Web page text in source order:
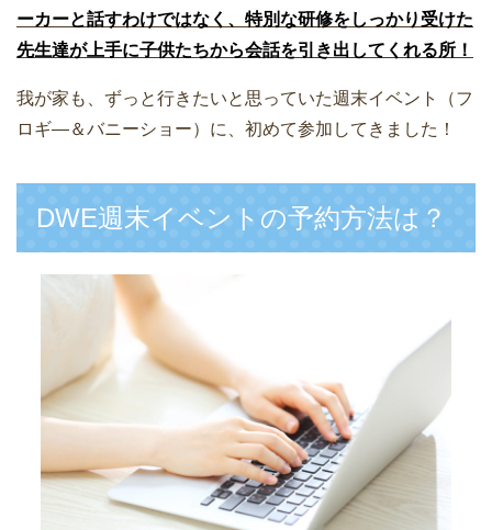
ーカーと話すわけではなく、特別な研修をしっかり受けた
先生達が上手に子供たちから会話を引き出してくれる所！
我が家も、ずっと行きたいと思っていた週末イベント（フ
ロギ―＆バニーショー）に、初めて参加してきました！
DWE週末イベントの予約方法は？